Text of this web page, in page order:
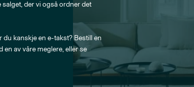
der vi også ordner det
du kanskje en e-takst? Bestill en
av våre meglere, eller se